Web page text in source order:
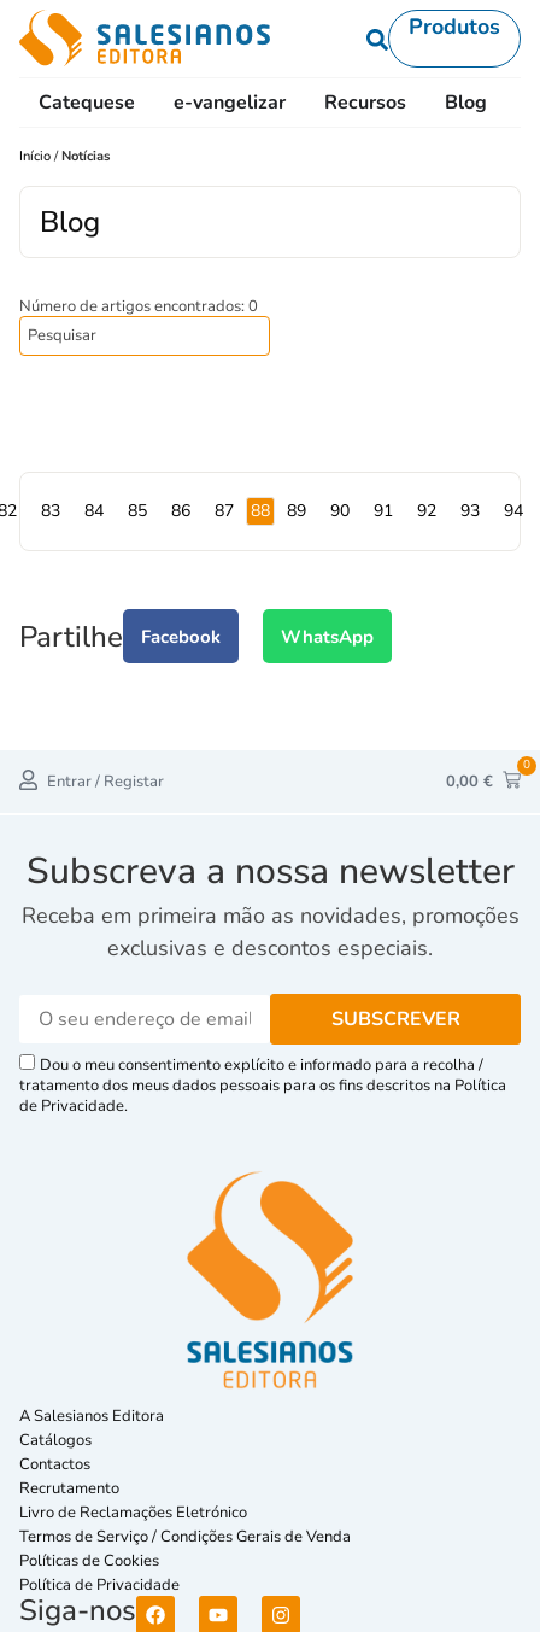
Produtos
Catequese e-vangelizar Recursos Blog
Início /Notícias
Blog
Número de artigos encontrados: 0
83 84 85 86 87 88 89 90 91 92 93 94
Partilhe Facebook WhatsApp
Entrar / Registar 0,00 €
0
Subscreva a nossa newsletter
Receba em primeira mão as novidades, promoções
exclusivas e descontos especiais.
Dou o meu consentimento explícito e informado para a recolha /
tratamento dos meus dados pessoais para os fins descritos na Política
de Privacidade.
A Salesianos Editora
Catálogos
Contactos
Recrutamento
Livro de Reclamações Eletrónico
Termos de Serviço / Condições Gerais de Venda
Políticas de Cookies
Política de Privacidade
Siga-nos